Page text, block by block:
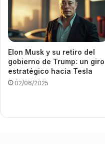
Elon Musk y su retiro del
gobierno de Trump: un giro
estratégico hacia Tesla
02/06/2025